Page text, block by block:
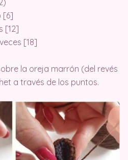
[6]
[12]
[18]
la oreja marrón (del revés
a través de los puntos.